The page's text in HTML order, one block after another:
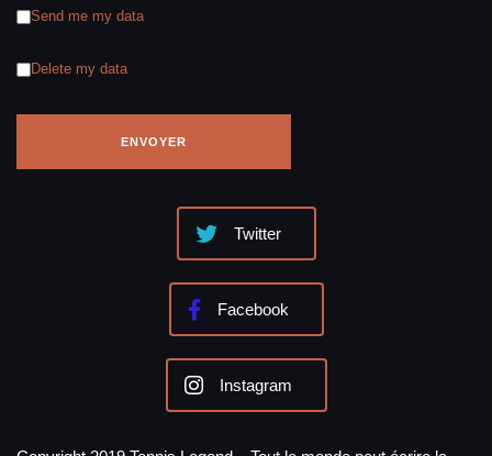
Send me my data
Delete my data
Twitter
Facebook
Instagram